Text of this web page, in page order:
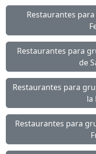
Restaurantes
Restaurantes para
de
Restaurantes para
la
Restaurantes para